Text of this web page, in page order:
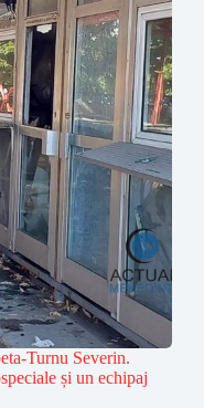
Turnu Severin.
și un echipaj